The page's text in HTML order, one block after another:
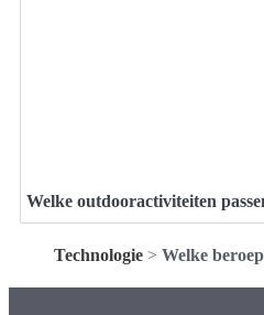
Welke outdooractiviteiten
Technologie> Welke